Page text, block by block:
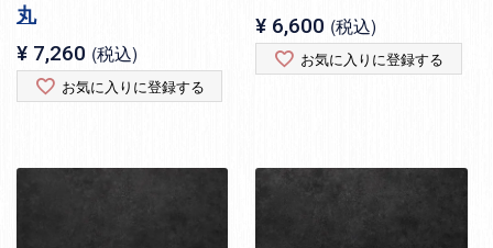
丸
¥ 7,260 税込
お気に入りに登録する
¥ 6,600 税込
お気に入りに登録する